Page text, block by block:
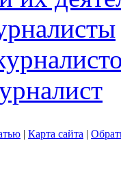
| Карта сайта |